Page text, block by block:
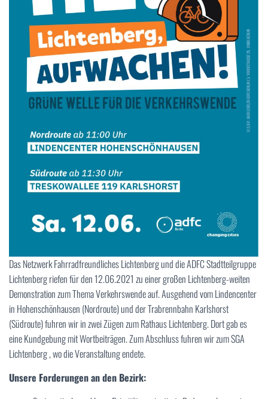
Das Netzwerk Fahrradfreundliches Lichtenberg und die ADFC Stadtteilgruppe
Lichtenberg riefen für den 12.06.2021 zu einer großen Lichtenberg-weiten
Demonstration zum Thema Verkehrswende auf. Ausgehend vom Lindencenter
in Hohenschönhausen (Nordroute) und der Trabrennbahn Karlshorst
(Südroute) fuhren wir in zwei Zügen zum Rathaus Lichtenberg. Dort gab es
eine Kundgebung mit Wortbeiträgen. Zum Abschluss fuhren wir zum SGA
Lichtenberg , wo die Veranstaltung endete.
Unsere Forderungen an den Bezirk: